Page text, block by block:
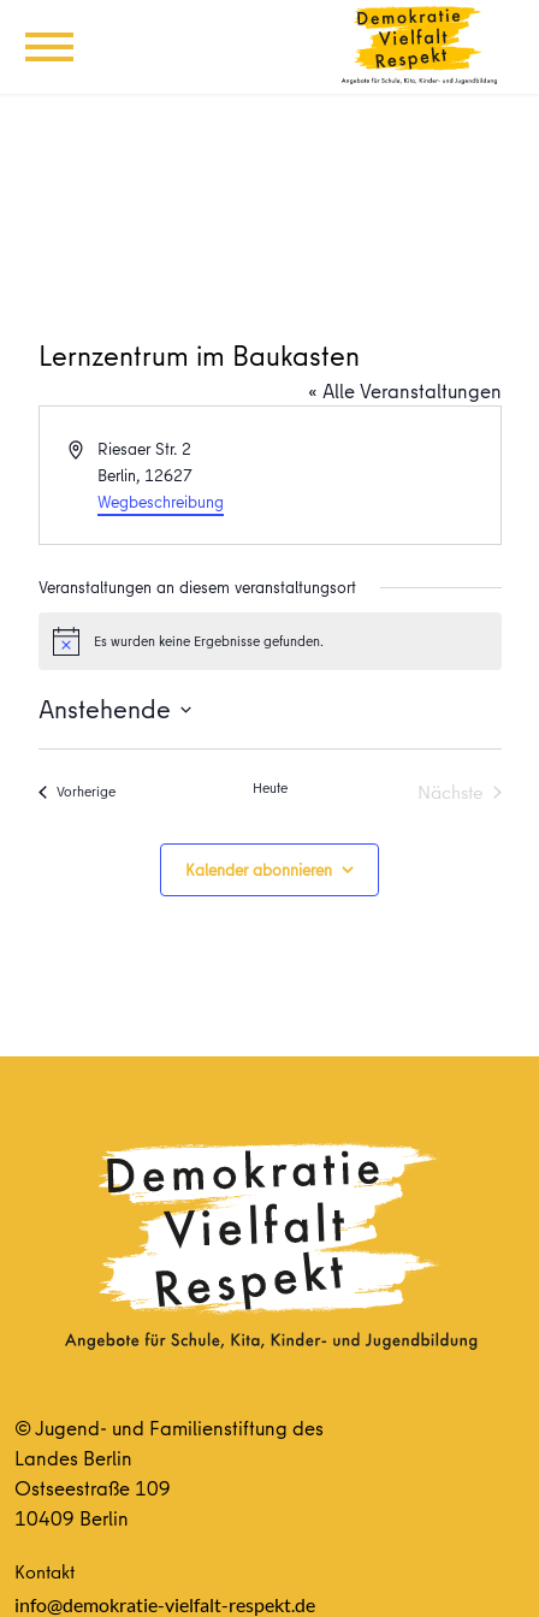
Lernzentrum im Baukasten
« Alle Veranstaltungen
AdresseRiesaer Str. 2
Berlin, 12627
Wegbeschreibung
Veranstaltungen an diesem veranstaltungsort
HinweisEs wurden keine Ergebnisse gefunden.
Anstehende
Datum
VorherigeVeranstaltungen Heute
Nächste
Kalender abonnieren
© Jugend- und Familienstiftung des
Landes Berlin
Ostseestraße 109
10409 Berlin
Kontakt
info@demokratie-vielfalt-respekt.de